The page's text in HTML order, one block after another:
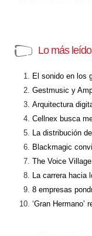
Lo más
El sonido en los
Gestmusic y
Arquitectura
Cellnex busca
La distribución
Blackmagic
The Voice
La carrera hacia
8 empresas
‘Gran